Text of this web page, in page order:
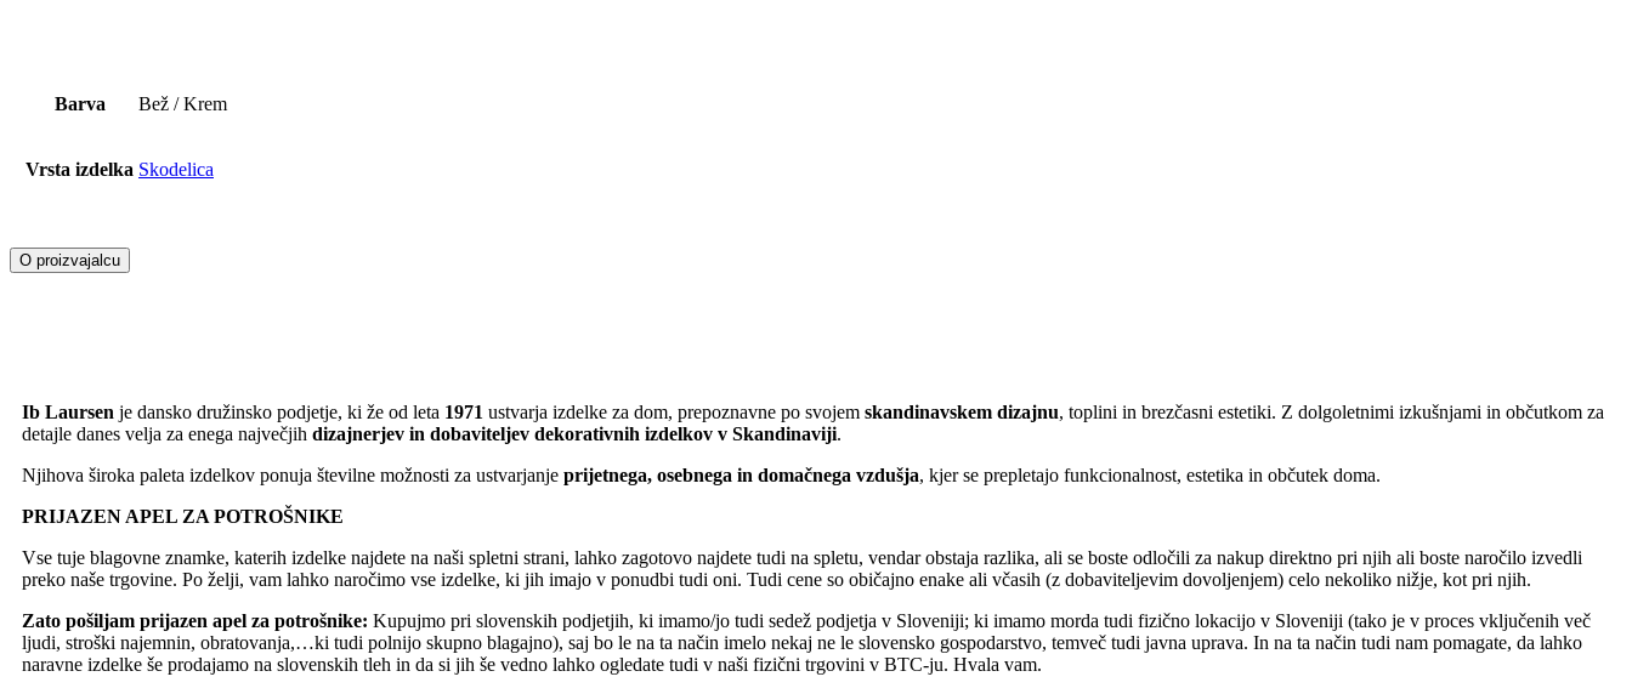
Barva Bež / Krem
Vrsta izdelka Skodelica
O proizvajalcu
Ib Laursen je dansko družinsko podjetje, ki že od leta 1971 ustvarja izdelke za dom, prepoznavne po svojem skandinavskem dizajnu, toplini in brezčasni estetiki. Z dolgoletnimi izkušnjami in občutkom za
detajle danes velja za enega največjih dizajnerjev in dobaviteljev dekorativnih izdelkov v Skandinaviji.
Njihova široka paleta izdelkov ponuja številne možnosti za ustvarjanje prijetnega, osebnega in domačnega vzdušja, kjer se prepletajo funkcionalnost, estetika in občutek doma.
PRIJAZEN APEL ZA POTROŠNIKE
Vse tuje blagovne znamke, katerih izdelke najdete na naši spletni strani, lahko zagotovo najdete tudi na spletu, vendar obstaja razlika, ali se boste odločili za nakup direktno pri njih ali boste naročilo izvedli
preko naše trgovine. Po želji, vam lahko naročimo vse izdelke, ki jih imajo v ponudbi tudi oni. Tudi cene so običajno enake ali včasih (z dobaviteljevim dovoljenjem) celo nekoliko nižje, kot pri njih.
Zato pošiljam prijazen apel za potrošnike: Kupujmo pri slovenskih podjetjih, ki imamo/jo tudi sedež podjetja v Sloveniji; ki imamo morda tudi fizično lokacijo v Sloveniji (tako je v proces vključenih več
ljudi, stroški najemnin, obratovanja,…ki tudi polnijo skupno blagajno), saj bo le na ta način imelo nekaj ne le slovensko gospodarstvo, temveč tudi javna uprava. In na ta način tudi nam pomagate, da lahko
naravne izdelke še prodajamo na slovenskih tleh in da si jih še vedno lahko ogledate tudi v naši fizični trgovini v BTC-ju. Hvala vam.